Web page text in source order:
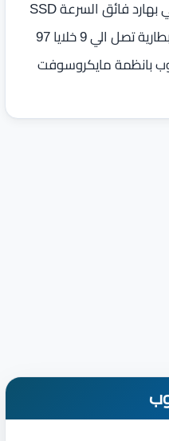
الدقيقة وفي بعض الاصدارت يأتي بهارد فائق السرعة SSD
بسعة تصل الي 256 جيجا بايت ، وبطارية تصل الي 9 خلايا 97
بانظمة مايكروسوفت